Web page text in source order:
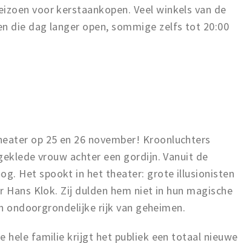
voor kerstaankopen. Veel winkels van de
die dag langer open, sommige zelfs tot 20:00
op 25 en 26 november! Kroonluchters
vrouw achter een gordijn. Vanuit de
Het spookt in het theater: grote illusionisten
Klok. Zij dulden hem niet in hun magische
ondoorgrondelijke rijk van geheimen.
hele familie krijgt het publiek een totaal nieuwe